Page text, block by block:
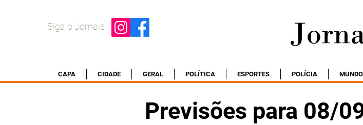
Siga o Jornale
CAPA CIDADE GERAL POLÍTICA ESPORTES POLÍCIA MUNDO
Previsões para 08/